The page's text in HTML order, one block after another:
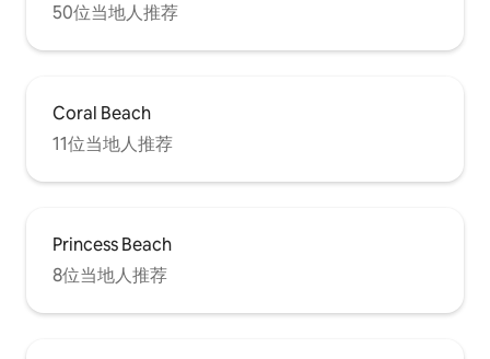
50位当地人推荐
Coral Beach
11位当地人推荐
Princess Beach
8位当地人推荐